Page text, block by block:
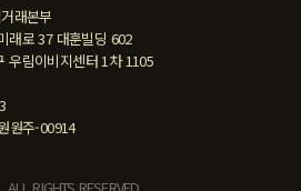
래본부
래로 37 대훈빌딩 602
우림이비지센터 1차 1105
원주-00914